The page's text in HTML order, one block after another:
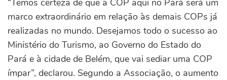
“Temos certeza de que a COP aqui no Pará será um
marco extraordinário em relação às demais COPs já
realizadas no mundo. Desejamos todo o sucesso ao
Ministério do Turismo, ao Governo do Estado do
Pará e à cidade de Belém, que vai sediar uma COP
ímpar”, declarou. Segundo a Associação, o aumento